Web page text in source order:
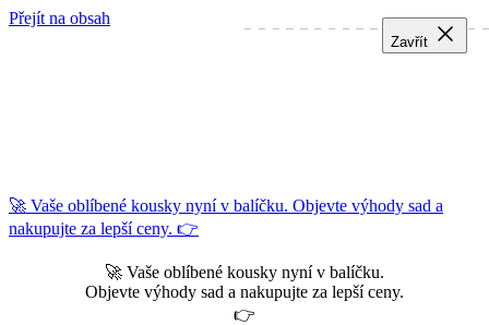
Přejít na obsah
🚀 Vaše oblíbené kousky nyní v balíčku. Objevte výhody sad a
nakupujte za lepší ceny. 👉
🚀 Vaše oblíbené kousky nyní v balíčku.
Objevte výhody sad a nakupujte za lepší ceny.
👉
Zavřít
Zavřít
Zavřít